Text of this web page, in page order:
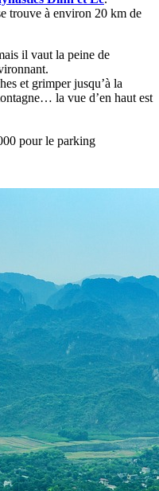
trouve à environ 20 km de
il vaut la peine de
et grimper jusqu’à la
la vue d’en haut est
pour le parking